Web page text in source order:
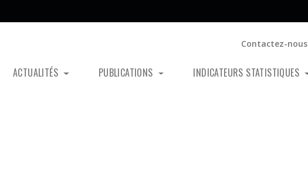
Contactez-nous
ACTUALITÉS PUBLICATIONS INDICATEURS STATISTIQUES